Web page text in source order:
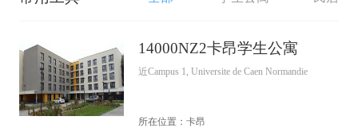
14000NZ2卡昂学生公寓
近Campus 1, Universite de Caen Normandie
所在位置：卡昂